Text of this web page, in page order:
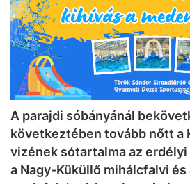
A parajdi sóbányánál
következtében tovább nőtt a
vizének sótartalma az erdélyi
a Nagy-Küküllő mihálcfalvi és